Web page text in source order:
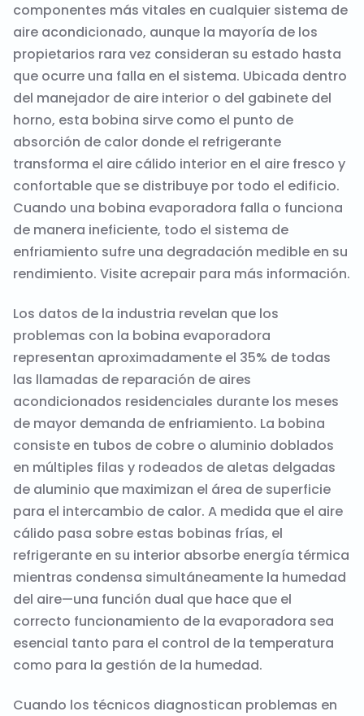
componentes más vitales en cualquier sistema de
aire acondicionado, aunque la mayoría de los
propietarios rara vez consideran su estado hasta
que ocurre una falla en el sistema. Ubicada dentro
del manejador de aire interior o del gabinete del
horno, esta bobina sirve como el punto de
absorción de calor donde el refrigerante
transforma el aire cálido interior en el aire fresco y
confortable que se distribuye por todo el edificio.
Cuando una bobina evaporadora falla o funciona
de manera ineficiente, todo el sistema de
enfriamiento sufre una degradación medible en su
rendimiento. Visite acrepairpara más información.
Los datos de la industria revelan que los
problemas con la bobina evaporadora
representan aproximadamente el 35% de todas
las llamadas de reparación de aires
acondicionados residenciales durante los meses
de mayor demanda de enfriamiento. La bobina
consiste en tubos de cobre o aluminio doblados
en múltiples filas y rodeados de aletas delgadas
de aluminio que maximizan el área de superficie
para el intercambio de calor. A medida que el aire
cálido pasa sobre estas bobinas frías, el
refrigerante en su interior absorbe energía térmica
mientras condensa simultáneamente la humedad
del aire—una función dual que hace que el
correcto funcionamiento de la evaporadora sea
esencial tanto para el control de la temperatura
como para la gestión de la humedad.
Cuando los técnicos diagnostican problemas en